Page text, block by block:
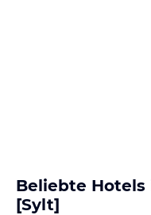
Beliebte Hotels
[Sylt]